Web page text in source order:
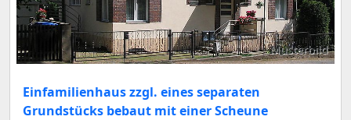
Musterbild
Einfamilienhaus zzgl. eines separaten
Grundstücks bebaut mit einer Scheune